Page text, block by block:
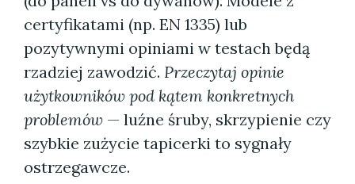
certyfikatami (np. EN 1335) lub
pozytywnymi opiniami w testach będą
rzadziej zawodzić. Przeczytaj opinie
użytkowników pod kątem konkretnych
problemów — luźne śruby, skrzypienie czy
szybkie zużycie tapicerki to sygnały
ostrzegawcze.